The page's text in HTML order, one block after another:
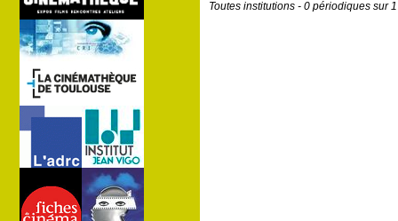
Toutes institutions - 0 périodiques sur